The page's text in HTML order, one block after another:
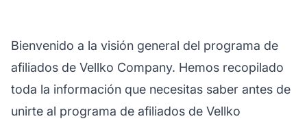
Bienvenido a la visión general del programa de
afiliados de Vellko Company. Hemos recopilado
toda la información que necesitas saber antes de
unirte al programa de afiliados de Vellko